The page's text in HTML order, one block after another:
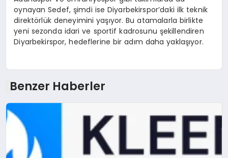
oynayan Sedef, şimdi ise Diyarbekirspor’daki ilk teknik
direktörlük deneyimini yaşıyor. Bu atamalarla birlikte
yeni sezonda idari ve sportif kadrosunu şekillendiren
Diyarbekirspor, hedeflerine bir adım daha yaklaşıyor.
Benzer Haberler